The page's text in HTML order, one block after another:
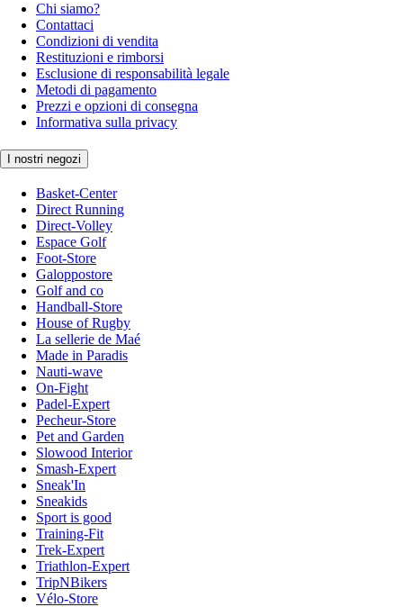
Chi siamo?
Contattaci
Condizioni di vendita
Restituzioni e rimborsi
Esclusione di responsabilità legale
Metodi di pagamento
Prezzi e opzioni di consegna
Informativa sulla privacy
I nostri negozi
Basket-Center
Direct Running
Direct-Volley
Espace Golf
Foot-Store
Galoppostore
Golf and co
Handball-Store
House of Rugby
La sellerie de Maé
Made in Paradis
Nauti-wave
On-Fight
Padel-Expert
Pecheur-Store
Pet and Garden
Slowood Interior
Smash-Expert
Sneak'In
Sneakids
Sport is good
Training-Fit
Trek-Expert
Triathlon-Expert
TripNBikers
Vélo-Store